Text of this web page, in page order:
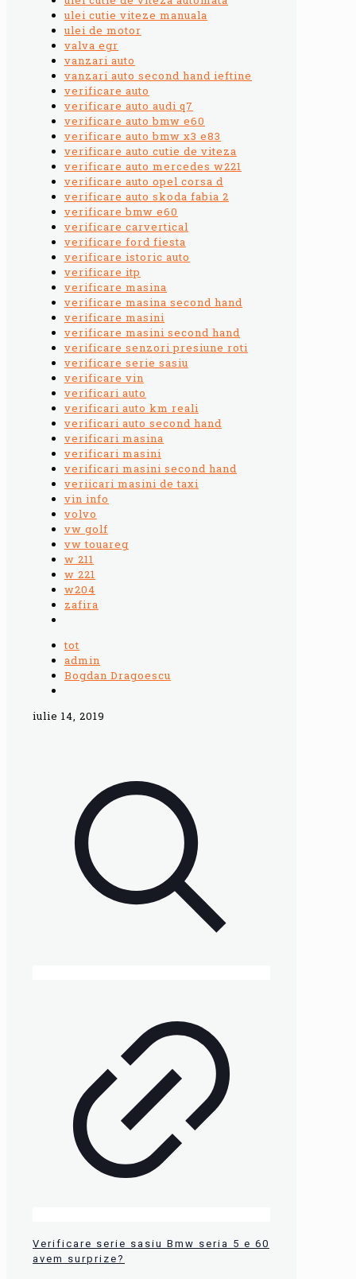
ulei cutie viteze manuala
ulei de motor
valva egr
vanzari auto
vanzari auto second hand ieftine
verificare auto
verificare auto audi q7
verificare auto bmw e60
verificare auto bmw x3 e83
verificare auto cutie de viteza
verificare auto mercedes w221
verificare auto opel corsa d
verificare auto skoda fabia 2
verificare bmw e60
verificare carvertical
verificare ford fiesta
verificare istoric auto
verificare itp
verificare masina
verificare masina second hand
verificare masini
verificare masini second hand
verificare senzori presiune roti
verificare serie sasiu
verificare vin
verificari auto
verificari auto km reali
verificari auto second hand
verificari masina
verificari masini
verificari masini second hand
veriicari masini de taxi
vin info
volvo
vw golf
vw touareg
w 211
w 221
w204
zafira
tot
admin
Bogdan Dragoescu
iulie 14, 2019
Verificare serie sasiu Bmw seria 5 e 60
avem surprize?